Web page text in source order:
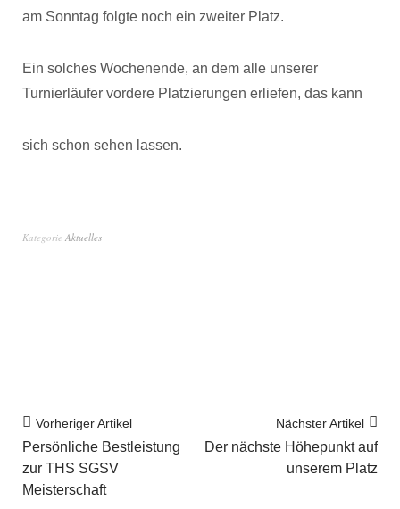
am Sonntag folgte noch ein zweiter Platz.
Ein solches Wochenende, an dem alle unserer
Turnierläufer vordere Platzierungen erliefen, das kann
sich schon sehen lassen.
Kategorie Aktuelles
Vorheriger Artikel
Persönliche Bestleistung
zur THS SGSV
Meisterschaft
Nächster Artikel
Der nächste Höhepunkt auf
unserem Platz